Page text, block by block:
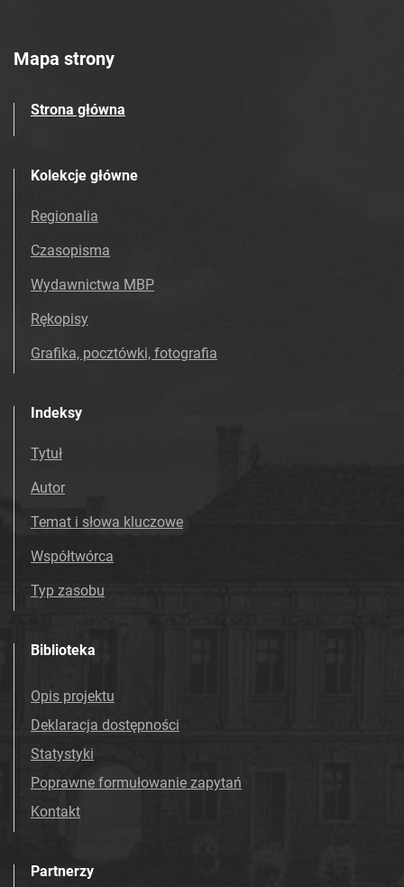
Mapa strony
Strona główna
Kolekcje główne
Regionalia
Czasopisma
Wydawnictwa MBP
Rękopisy
Grafika, pocztówki, fotografia
Indeksy
Tytuł
Autor
Temat i słowa kluczowe
Współtwórca
Typ zasobu
Biblioteka
Opis projektu
Deklaracja dostępności
Statystyki
Poprawne formułowanie zapytań
Kontakt
Partnerzy